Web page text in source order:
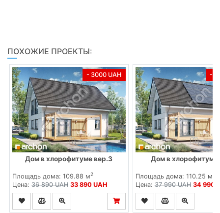
ПОХОЖИЕ ПРОЕКТЫ:
- 3000 UAH
Дом в хлорофитуме вер.3
Площадь дома: 109.88 м2
Цена: 36 890 UAH 33 890 UAH
-
Дом в
Площадь дома: 110.25 м
Цена:37 990 UAH 34 990